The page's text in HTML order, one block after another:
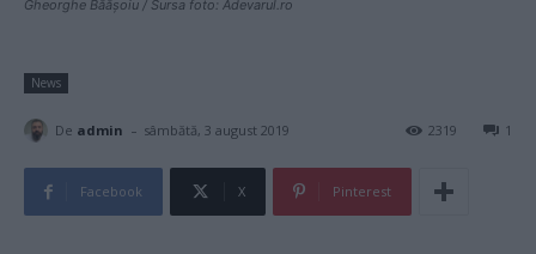
Gheorghe Băășoiu / Sursa foto: Adevarul.ro
News
De admin - sâmbătă, 3 august 2019 1
2319
Facebook X Pinterest